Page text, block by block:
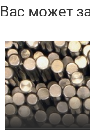
Вас может